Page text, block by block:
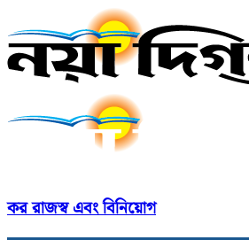
কর রাজস্ব এবং বিনিয়োগ